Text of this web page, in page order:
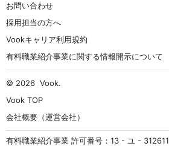
お問い合わせ
採用担当の方へ
Vookキャリア利用規約
有料職業紹介事業に関する情報開示について
© 2026 Vook.
Vook TOP
会社概要（運営会社）
有料職業紹介事業 許可番号：13 - ユ - 312611